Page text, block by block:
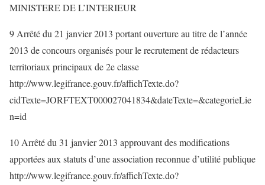
MINISTERE DE L’INTERIEUR
9 Arrêté du 21 janvier 2013 portant ouverture au titre de l’année
2013 de concours organisés pour le recrutement de rédacteurs
territoriaux principaux de 2e classe
http://www.legifrance.gouv.fr/affichTexte.do?
cidTexte=JORFTEXT000027041834&dateTexte=&categorieLie
n=id
10 Arrêté du 31 janvier 2013 approuvant des modifications
apportées aux statuts d’une association reconnue d’utilité publique
http://www.legifrance.gouv.fr/affichTexte.do?